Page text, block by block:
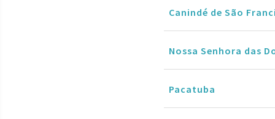
Canindé de São
Nossa Senhora das
Pacatuba